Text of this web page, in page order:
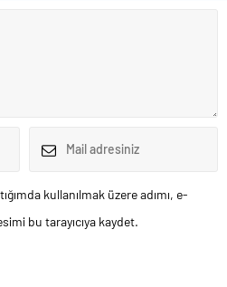
kullanılmak üzere adımı, e-
bu tarayıcıya kaydet.